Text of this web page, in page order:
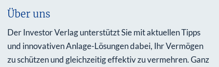
Über uns
Der Investor Verlag unterstützt Sie mit aktuellen Tipps
und innovativen Anlage-Lösungen dabei, Ihr Vermögen
zu schützen und gleichzeitig effektiv zu vermehren. Ganz